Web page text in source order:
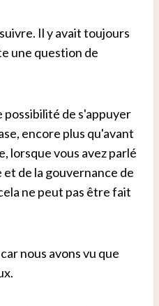
Il y avait toujours
une question de
possibilité de s'appuyer
encore plus qu'avant
lorsque vous avez parlé
de la gouvernance de
ne peut pas être fait
nous avons vu que